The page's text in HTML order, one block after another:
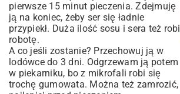
pierwsze 15 minut pieczenia. Zdejmuję
ją na koniec, żeby ser się ładnie
przypiekł. Duża ilość sosu i sera też robi
robotę.
A co jeśli zostanie? Przechowuj ją w
lodówce do 3 dni. Odgrzewam ją potem
w piekarniku, bo z mikrofali robi się
trochę gumowata. Można też zamrozić,